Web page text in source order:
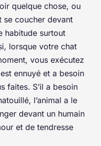
quelque chose, ou
se coucher devant
habitude surtout
lorsque votre chat
vous exécutez
ennuyé et a besoin
faites. S’il a besoin
l’animal a le
devant un humain
et de tendresse